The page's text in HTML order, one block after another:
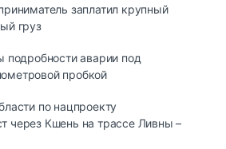
заплатил крупный
груз
подробности аварии под
пробкой
по нацпроекту
через Кшень на трассе Ливны –